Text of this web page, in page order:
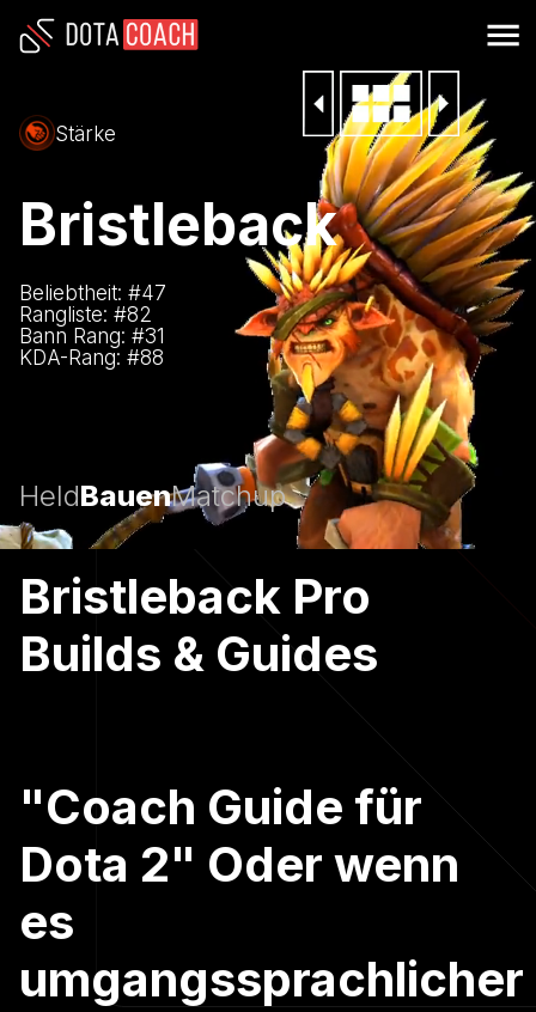
Stärke
Bristleback
Beliebtheit: #47
Rangliste: #82
Bann Rang: #31
KDA-Rang: #88
HeldBauenMatchup
Bristleback Pro
Builds & Guides
"Coach Guide für
Dota 2" Oder wenn
es
umgangssprachlicher